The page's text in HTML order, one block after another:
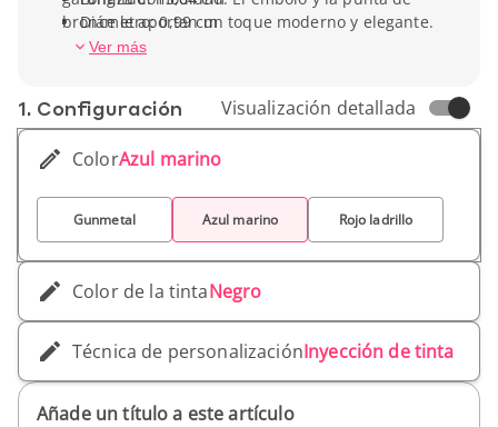
bronce le aportan un toque moderno y elegante.
El stylus de silicona es compatible con todas las
y puedes elegir entre tinta negra o azul,
Diámetro: 0,99 cm
Peso unitario: 13,61 g
Ver más
1. Conf­iguración Visualización detallada
ColorAzul marino
Gunmetal Azul marino Rojo ladrillo
Color de la tintaNegro
Técnica de personalizaciónInyección de tinta
Añade un título a este artículo